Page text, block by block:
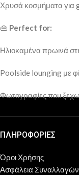
Χρυσά κοσμήματα για
👜 Perfect for:
Ηλιοκαμένα πρωινά
Poolside lounging με
Φωτογραφίες που
ΠΛΗΡΟΦΟΡΙΕΣ
Όροι Χρήσης
Ασφάλεια Συναλλαγών